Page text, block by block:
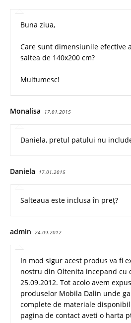
Buna ziua,
Care sunt dimensiunile efective
saltea de 140x200 cm?
Multumesc!
Monalisa 17.01.2015
Daniela, pretul patului nu
Daniela 17.01.2015
Salteaua este inclusa în preț?
admin 24.09.2012
In mod sigur acest produs va fi
nostru din Oltenita incepand cu
25.09.2012. Tot acolo avem
produselor Mobila Dalin unde
complete de materiale
pagina de contact aveti o harta